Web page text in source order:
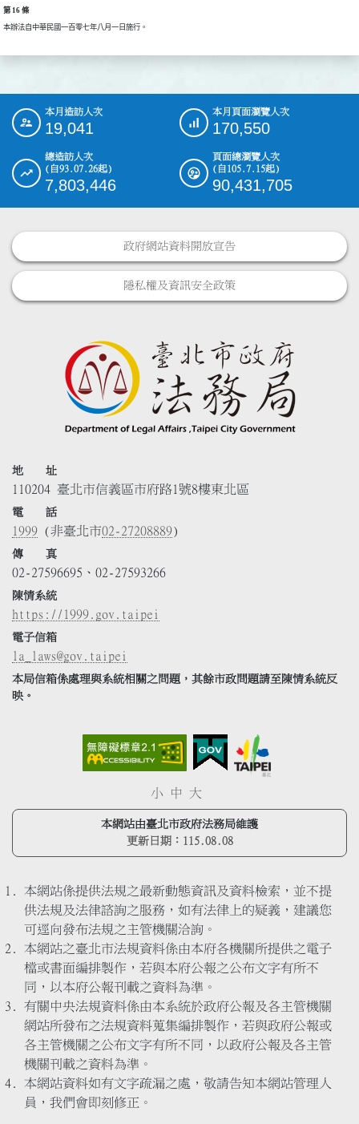
第 16 條
本辦法自中華民國一百零七年八月一日施行。
::: 本月造訪人次
19,041
本月頁面瀏覽人次
170,550
總造訪人次
(自93.07.26起)
7,803,446
頁面總瀏覽人次
(自105.7.15起)
90,431,705
政府網站資料開放宣告
隱私權及資訊安全政策
地 址
110204 臺北市信義區市府路1號8樓東北區
電 話
1999 (非臺北市02-27208889)
傳 真
02-27596695、02-27593266
陳情系統
https://1999.gov.taipei
電子信箱
la_laws@gov.taipei
本局信箱係處理與系統相關之問題，其餘市政問題請至陳情系統反
映。
小 中 大
本網站由臺北市政府法務局維護
更新日期： 115.08.08
本網站係提供法規之最新動態資訊及資料檢索，並不提
供法規及法律諮詢之服務，如有法律上的疑義，建議您
可逕向發布法規之主管機關洽詢。
本網站之臺北市法規資料係由本府各機關所提供之電子
檔或書面編排製作，若與本府公報之公布文字有所不
同，以本府公報刊載之資料為準。
有關中央法規資料係由本系統於政府公報及各主管機關
網站所發布之法規資料蒐集編排製作，若與政府公報或
各主管機關之公布文字有所不同，以政府公報及各主管
機關刊載之資料為準。
本網站資料如有文字疏漏之處，敬請告知本網站管理人
員，我們會即刻修正。